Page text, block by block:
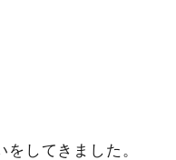
してきました。